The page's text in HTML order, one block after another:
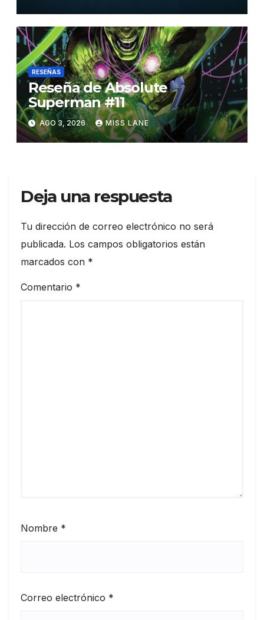
RESEÑAS
Reseña de Absolute
Superman #11
AGO 3, 2026 MISS LANE
Deja una respuesta
Tu dirección de correo electrónico no será
publicada. Los campos obligatorios están
marcados con *
Comentario *
Nombre *
Correo electrónico *